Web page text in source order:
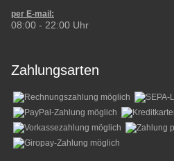
per E-mail:
08:00 - 22:00 Uhr
Zahlungsarten